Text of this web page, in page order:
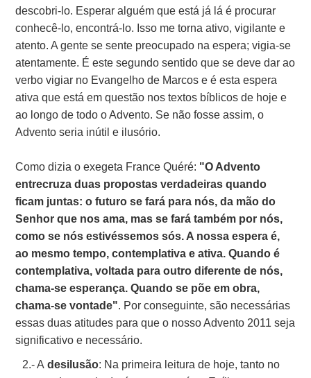
descobri-lo. Esperar alguém que está já lá é procurar
conhecê-lo, encontrá-lo. Isso me torna ativo, vigilante e
atento. A gente se sente preocupado na espera; vigia-se
atentamente. É este segundo sentido que se deve dar ao
verbo vigiar no Evangelho de Marcos e é esta espera
ativa que está em questão nos textos bíblicos de hoje e
ao longo de todo o Advento. Se não fosse assim, o
Advento seria inútil e ilusório.
Como dizia o exegeta France Quéré: "O Advento
entrecruza duas propostas verdadeiras quando
ficam juntas: o futuro se fará para nós, da mão do
Senhor que nos ama, mas se fará também por nós,
como se nós estivéssemos sós. A nossa espera é,
ao mesmo tempo, contemplativa e ativa. Quando é
contemplativa, voltada para outro diferente de nós,
chama-se esperança. Quando se põe em obra,
chama-se vontade". Por conseguinte, são necessárias
essas duas atitudes para que o nosso Advento 2011 seja
significativo e necessário.
2.- A desilusão: Na primeira leitura de hoje, tanto no